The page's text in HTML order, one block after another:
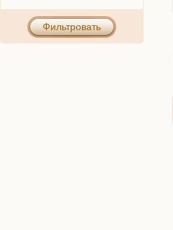
Няня Фильтровать